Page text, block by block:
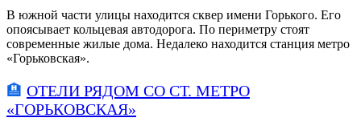
В южной части улицы находится сквер имени Горького. Его
опоясывает кольцевая автодорога. По периметру стоят
современные жилые дома. Недалеко находится станция метро
«Горьковская».
🏨 ОТЕЛИ РЯДОМ СО СТ. МЕТРО
«ГОРЬКОВСКАЯ»